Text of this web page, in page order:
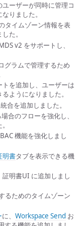
ーザーが同時に管理コ
りました。
タイムゾーン情報を表
た。
v2 をサポートし、
グラムで管理するため
を追加し、ユーザーは
ようになりました。
合を追加しました。
合のフローを強化し、
機能を強化しまし
明書タブを表示できる機
明書UI に追加しまし
るためのタイムゾーン
に、 Workspace Send お